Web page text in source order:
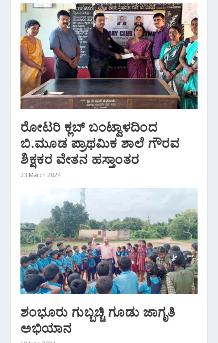
ರೋಟರಿ ಕ್ಲಬ್ ಬಂಟ್ವಾಳದಿಂದ
ಬಿ.ಮೂಡ ಪ್ರಾಥಮಿಕ ಶಾಲೆ ಗೌರವ
ಶಿಕ್ಷಕರ ವೇತನ ಹಸ್ತಾಂತರ
23 March 2024
ಶಂಭೂರು ಗುಬ್ಬಚ್ಚಿ ಗೂಡು ಜಾಗೃತಿ
ಅಭಿಯಾನ